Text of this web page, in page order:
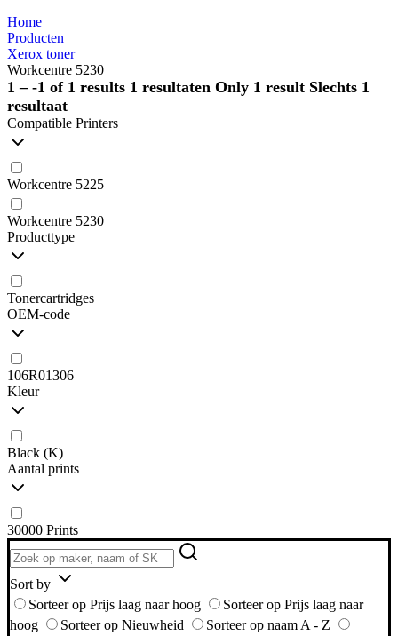
Home
Producten
Xerox toner
Workcentre 5230
1 – -1 of 1 results 1 resultaten Only 1 result Slechts 1
resultaat
Compatible Printers
Workcentre 5225
Workcentre 5230
Producttype
Tonercartridges
OEM-code
106R01306
Kleur
Black (K)
Aantal prints
30000 Prints
Sort by
Sorteer op Prijs laag naar hoog
Sorteer op Prijs laag naar
hoog
Sorteer op Nieuwheid
Sorteer op naam A - Z